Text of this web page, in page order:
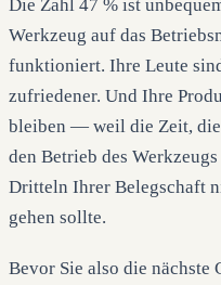
Die Zahl 47 % ist
Werkzeug auf das
funktioniert. Ihre Leute
zufriedener. Und Ihre
bleiben — weil die Zeit, die
den Betrieb des
Dritteln Ihrer Belegschaft
gehen sollte.
Bevor Sie also die nächste